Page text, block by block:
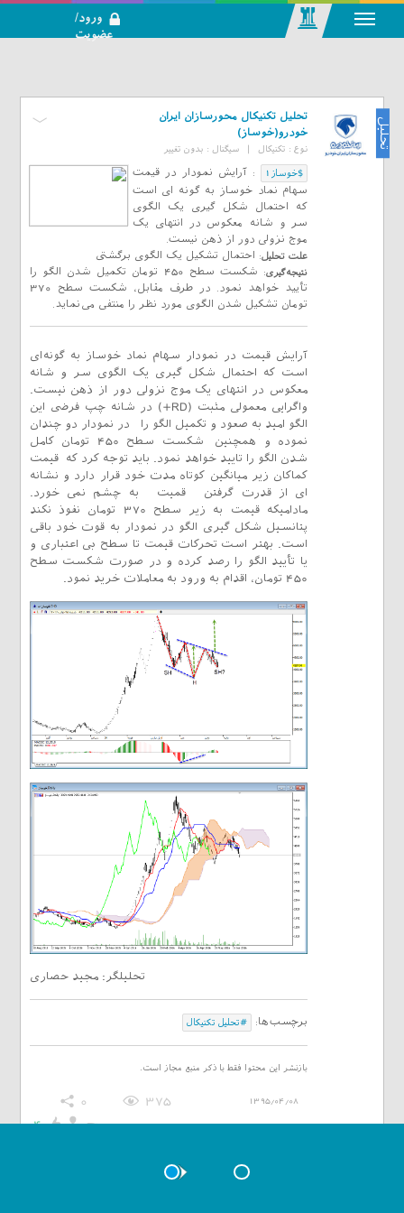
تحلیلی بازار
سرمایه
ورود/
عضویت
تحلیل
تحلیل تکنیکال محورسازان ایران
خودرو(خوساز)
نوع : تکنیکال | سیگنال : بدون تغییر
$خوساز1 :آرایش نمودار در قیمت
سهام نماد خوساز به گونه ای است
که احتمال شکل گیری یک الگوی
سر و شانه معکوس در انتهای یک
موج نزولی دور از ذهن نیست.
علت تحلیل: احتمال تشکیل یک الگوی برگشتی
نتیجه‌گیری:
شکست سطح 450 تومان تکمیل شدن الگو را
تأیید خواهد نمود. در طرف مقابل، شکست سطح 370
تومان تشکیل شدن الگوی مورد نظر را منتفی می‌نماید.
آرایش قیمت در نمودار سهام نماد خوساز به گونه‌ای
است که احتمال شکل گیری یک الگوی سر و شانه
معکوس در انتهای یک موج نزولی دور از ذهن نیست.
واگرایی معمولی مثبت (RD+) در شانه چپ فرضی این
الگو امید به صعود و تکمیل الگو را در نمودار دو چندان
نموده و همچنین شکست سطح 450 تومان کامل
شدن الگو را تایید خواهد نمود. باید توجه کرد که قیمت
کماکان زیر میانگین کوتاه مدت خود قرار دارد و نشانه
ای از قدرت گرفتن قمیت به چشم نمی خورد.
مادامیکه قیمت به زیر سطح 370 تومان نفوذ نکند
پتانسیل شکل گیری الگو در نمودار به قوت خود باقی
است. بهتر است تحرکات قیمت تا سطح بی اعتباری و
یا تأیید الگو را رصد کرده و در صورت شکست سطح
450 تومان،‌ اقدام به ورود به معاملات خرید نمود.
تحلیلگر: مجید حصاری
برچسب‌ها: #تحلیل تکنیکال
بازنشر این محتوا فقط با ذکر منبع مجاز است.
1395/04/08
375
0
0
4